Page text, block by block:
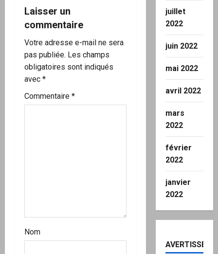
Laisser un
commentaire
Votre adresse e-mail ne sera
pas publiée. Les champs
obligatoires sont indiqués
avec *
Commentaire *
Nom
juillet
2022
juin 2022
mai 2022
avril 2022
mars
2022
février
2022
janvier
2022